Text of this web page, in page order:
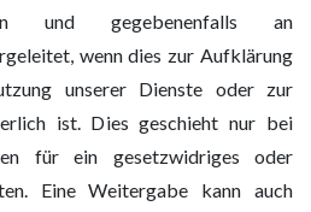
und gegebenenfalls an
wenn dies zur Aufklärung
unserer Dienste oder zur
ist. Dies geschieht nur bei
für ein gesetzwidriges oder
Eine Weitergabe kann auch